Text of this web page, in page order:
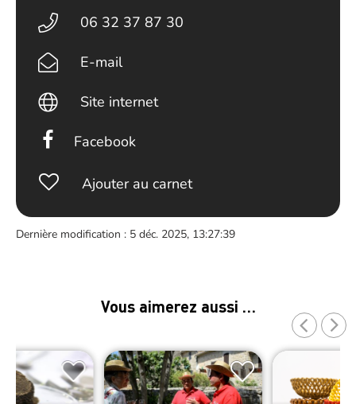
06 32 37 87 30
E-mail
Site internet
Facebook
Ajouter au carnet
Dernière modification : 5 déc. 2025, 13:27:39
Vous aimerez aussi …